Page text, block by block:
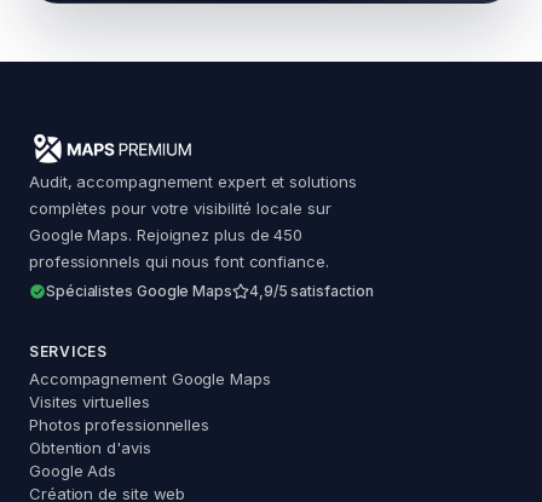
Audit, accompagnement expert et solutions
complètes pour votre visibilité locale sur
Google Maps. Rejoignez plus de 450
professionnels qui nous font confiance.
Spécialistes Google Maps 4,9/5 satisfaction
SERVICES
Accompagnement Google Maps
Visites virtuelles
Photos professionnelles
Obtention d'avis
Google Ads
Création de site web
Maps Premium
Assistant — réponse immédiate